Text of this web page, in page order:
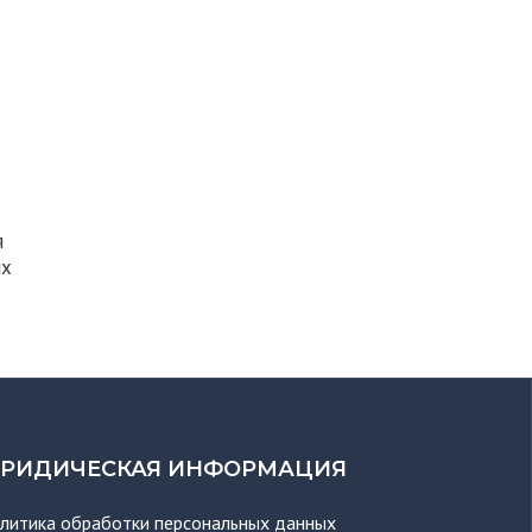
ИНФОРМАЦИЯ
обработки персональных данных